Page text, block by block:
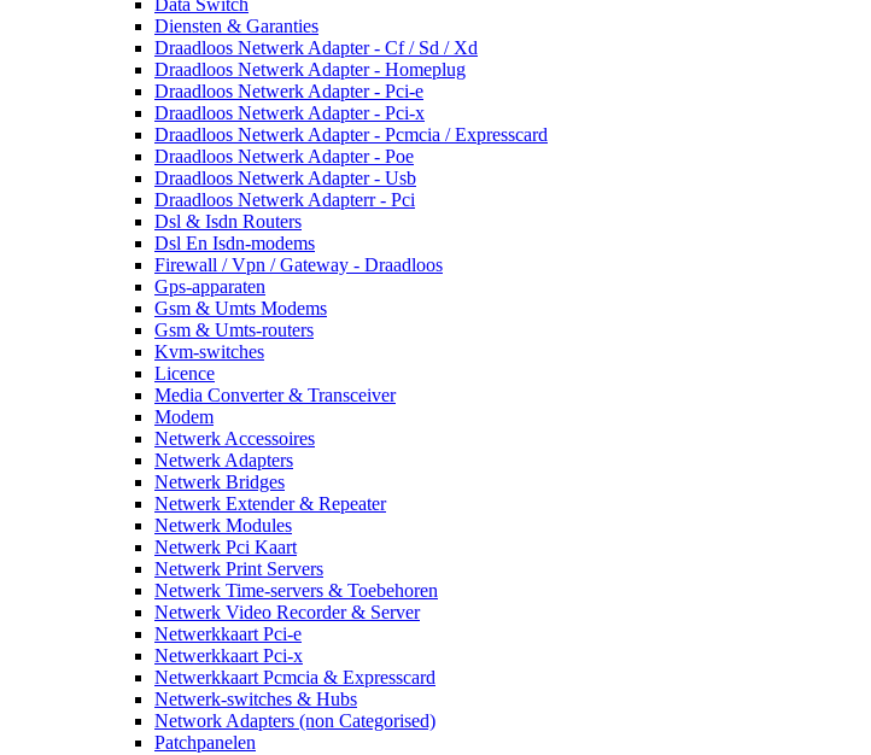
Diensten & Garanties
Draadloos Netwerk Adapter - Cf / Sd / Xd
Draadloos Netwerk Adapter - Homeplug
Draadloos Netwerk Adapter - Pci-e
Draadloos Netwerk Adapter - Pci-x
Draadloos Netwerk Adapter - Pcmcia / Expresscard
Draadloos Netwerk Adapter - Poe
Draadloos Netwerk Adapter - Usb
Draadloos Netwerk Adapterr - Pci
Dsl & Isdn Routers
Dsl En Isdn-modems
Firewall / Vpn / Gateway - Draadloos
Gps-apparaten
Gsm & Umts Modems
Gsm & Umts-routers
Kvm-switches
Licence
Media Converter & Transceiver
Modem
Netwerk Accessoires
Netwerk Adapters
Netwerk Bridges
Netwerk Extender & Repeater
Netwerk Modules
Netwerk Pci Kaart
Netwerk Print Servers
Netwerk Time-servers & Toebehoren
Netwerk Video Recorder & Server
Netwerkkaart Pci-e
Netwerkkaart Pci-x
Netwerkkaart Pcmcia & Expresscard
Netwerk-switches & Hubs
Network Adapters (non Categorised)
Patchpanelen